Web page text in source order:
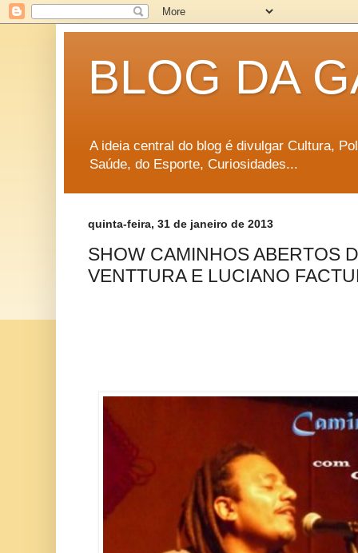
BLOG DA
A ideia central do blog é divulgar Cultura,
Saúde, do Esporte, Curiosidades...
quinta-feira, 31 de janeiro de 2013
SHOW CAMINHOS ABERTOS
VENTTURA E LUCIANO